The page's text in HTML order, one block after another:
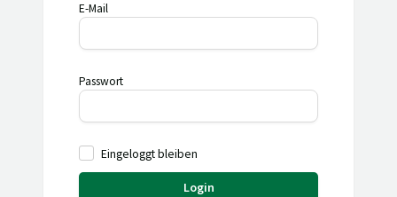
E-Mail
Passwort
Eingeloggt bleiben
Login